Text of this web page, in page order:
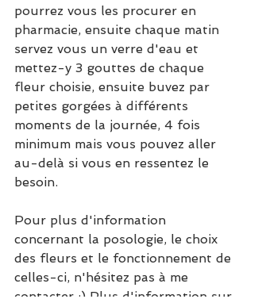
pourrez vous les procurer en
pharmacie, ensuite chaque matin
servez vous un verre d'eau et
mettez-y 3 gouttes de chaque
fleur choisie, ensuite buvez par
petites gorgées à différents
moments de la journée, 4 fois
minimum mais vous pouvez aller
au-delà si vous en ressentez le
besoin.
Pour plus d'information
concernant la posologie, le choix
des fleurs et le fonctionnement de
celles-ci, n'hésitez pas à me